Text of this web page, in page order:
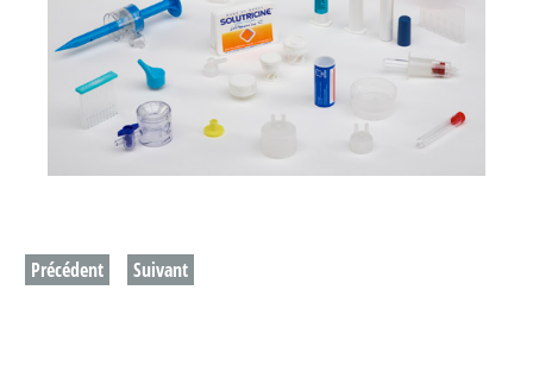
Précédent Suivant